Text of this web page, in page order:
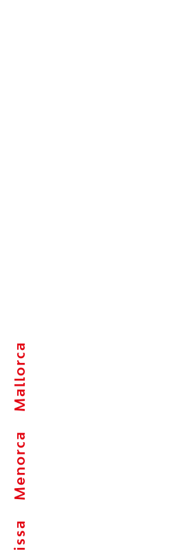
Menorca
Mallorca